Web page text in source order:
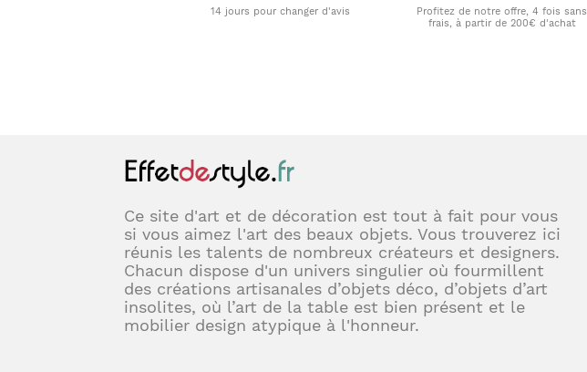
14 jours pour changer d'avis
Profitez de notre offre, 4 fois sans
frais, à partir de 200€ d'achat
Ce site d'art et de décoration est tout à fait pour vous
si vous aimez l'art des beaux objets. Vous trouverez ici
réunis les talents de nombreux créateurs et designers.
Chacun dispose d'un univers singulier où fourmillent
des créations artisanales d’objets déco, d’objets d’art
insolites, où l’art de la table est bien présent et le
mobilier design atypique à l'honneur.